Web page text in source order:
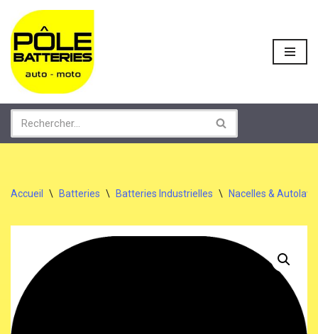
Aller
au
contenu
Accueil \ Batteries \ Batteries Industrielles \ Nacelles &